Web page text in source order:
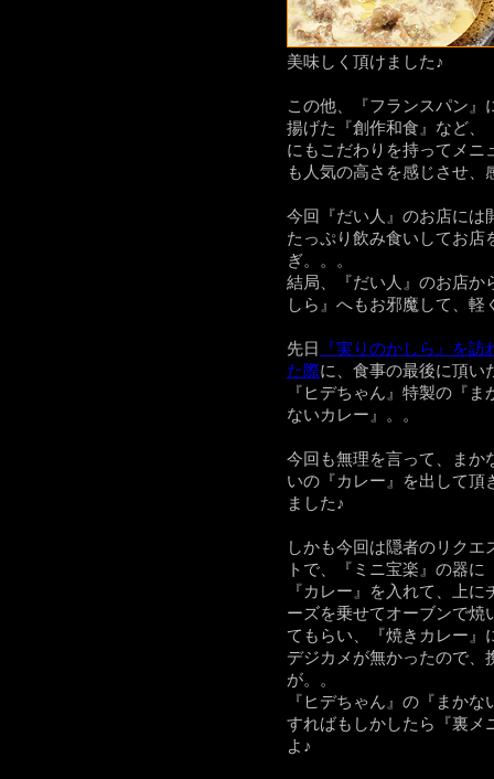
美味しく頂けました♪
この他、『フランスパン』
揚げた『創作和食』など、
にもこだわりを持ってメニ
も人気の高さを感じさせ、
今回 『だい人』 のお店には
たっぷり飲み食いしてお店
ぎ。。。
結局、『だい人』のお店か
しら』 へもお邪魔して、軽
先日
『実りのかしら』を訪
た際に、食事の最後に頂い
『ヒデちゃん』 特製の 『ま
ないカレー』
。。
今回も無理を言って、まか
いの『カレー』を出して頂
ました♪
しかも今回は隠者のリクエ
トで、
『ミニ宝楽』 の器に
『カレー』を入れて、上に
ーズを乗せてオーブンで焼
てもらい、
『焼きカレー』
デジカメが無かったので、
が。。
『ヒデちゃん』の『まか
すればもしかしたら
『裏メ
よ♪